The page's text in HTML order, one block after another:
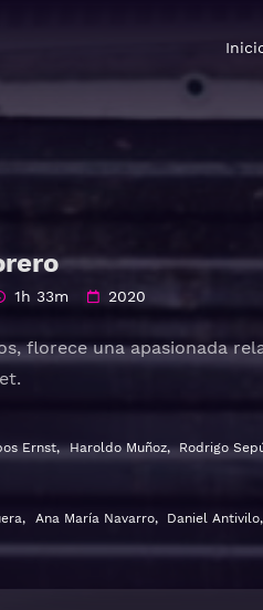
1h 33m 2020
florece una apasionada
Ernst, Haroldo Muñoz, Rodrigo
, Ana María Navarro, Daniel Antivilo,